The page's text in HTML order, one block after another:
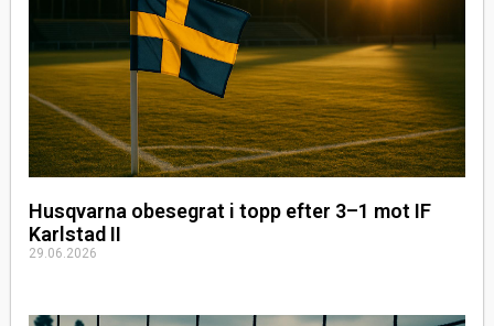
Husqvarna obesegrat i topp efter 3–1 mot IF
Karlstad II
29.06.2026